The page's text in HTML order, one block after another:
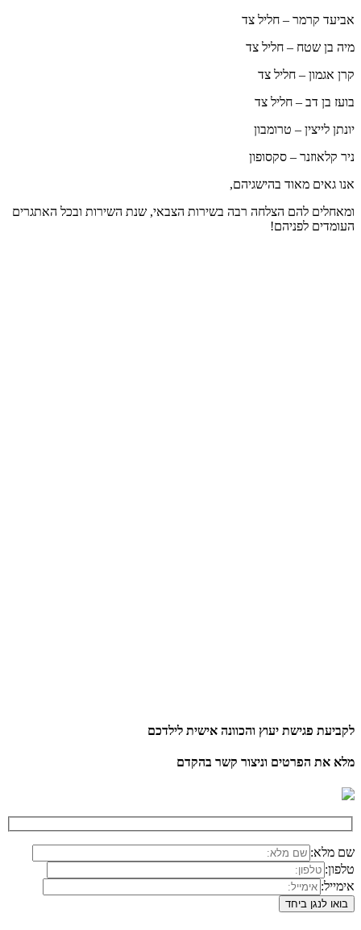
אביעד קרמר – חליל צד
מיה בן שטח – חליל צד
קרן אגמון – חליל צד
בועז בן דב – חליל צד
יונתן לייצין – טרומבון
ניר קלאוזנר – סקסופון
אנו גאים מאוד בהישגיהם,
ומאחלים להם הצלחה רבה בשירות הצבאי, שנת השירות ובכל האתגרים
העומדים לפניהם!
לקביעת פגישת יעוץ והכוונה אישית לילדכם
מלא את הפרטים וניצור קשר בהקדם
שם מלא:
טלפון:
אימייל: